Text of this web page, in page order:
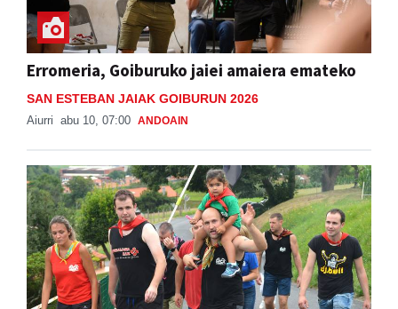
Erromeria, Goiburuko jaiei amaiera emateko
SAN ESTEBAN JAIAK GOIBURUN 2026
Aiurri abu 10, 07:00 ANDOAIN